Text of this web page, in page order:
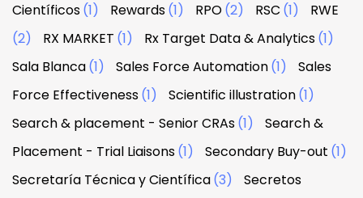
Científicos(1) Rewards(1) RPO(2) RSC (1)
RWE
(2)
RX MARKET (1) Rx Target Data & Analytics(1)
Sala Blanca(1) Sales Force Automation(1)
Sales
Force Effectiveness(1) Scientific illustration(1)
Search & placement - Senior CRAs(1)
Search &
Placement - Trial Liaisons(1) Secondary Buy-out (1)
Secretaría Técnica y Científica(3)
Secretos